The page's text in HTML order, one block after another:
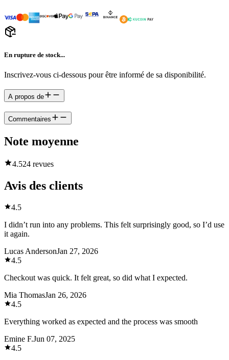
En rupture de stock...
Inscrivez-vous ci-dessous pour être informé de sa disponibilité.
A propos de
Commentaires
Note moyenne
4.524 revues
Avis des clients
4.5
I didn’t run into any problems. This felt surprisingly good, so I’d use
it again.
Lucas AndersonJan 27, 2026
4.5
Checkout was quick. It felt great, so did what I expected.
Mia ThomasJan 26, 2026
4.5
Everything worked as expected and the process was smooth
Emine F.Jun 07, 2025
4.5